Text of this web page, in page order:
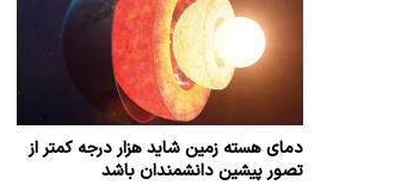
دمای هسته زمین شاید هزار درجه کمتر از
تصور پیشین دانشمندان باشد